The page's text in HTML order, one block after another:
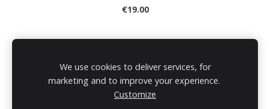
Информация
Lorem ipsum dolor sit amet, consectetuer adipiscing
elit, sed diam nonummy nibh euismod tincidunt ut
€19.00
We use cookies to deliver services, for
marketing and to improve your experience.
Customize